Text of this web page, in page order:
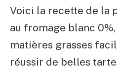
Voici la recette de la
au fromage blanc
matières grasses
réussir de belles